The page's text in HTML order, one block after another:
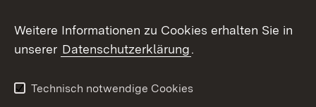
Datenschutz
Barrierefreiheit
Weitere Informationen zu Cookies erhalten Sie in
unserer Datenschutzerklärung.
Technisch notwendige Cookies